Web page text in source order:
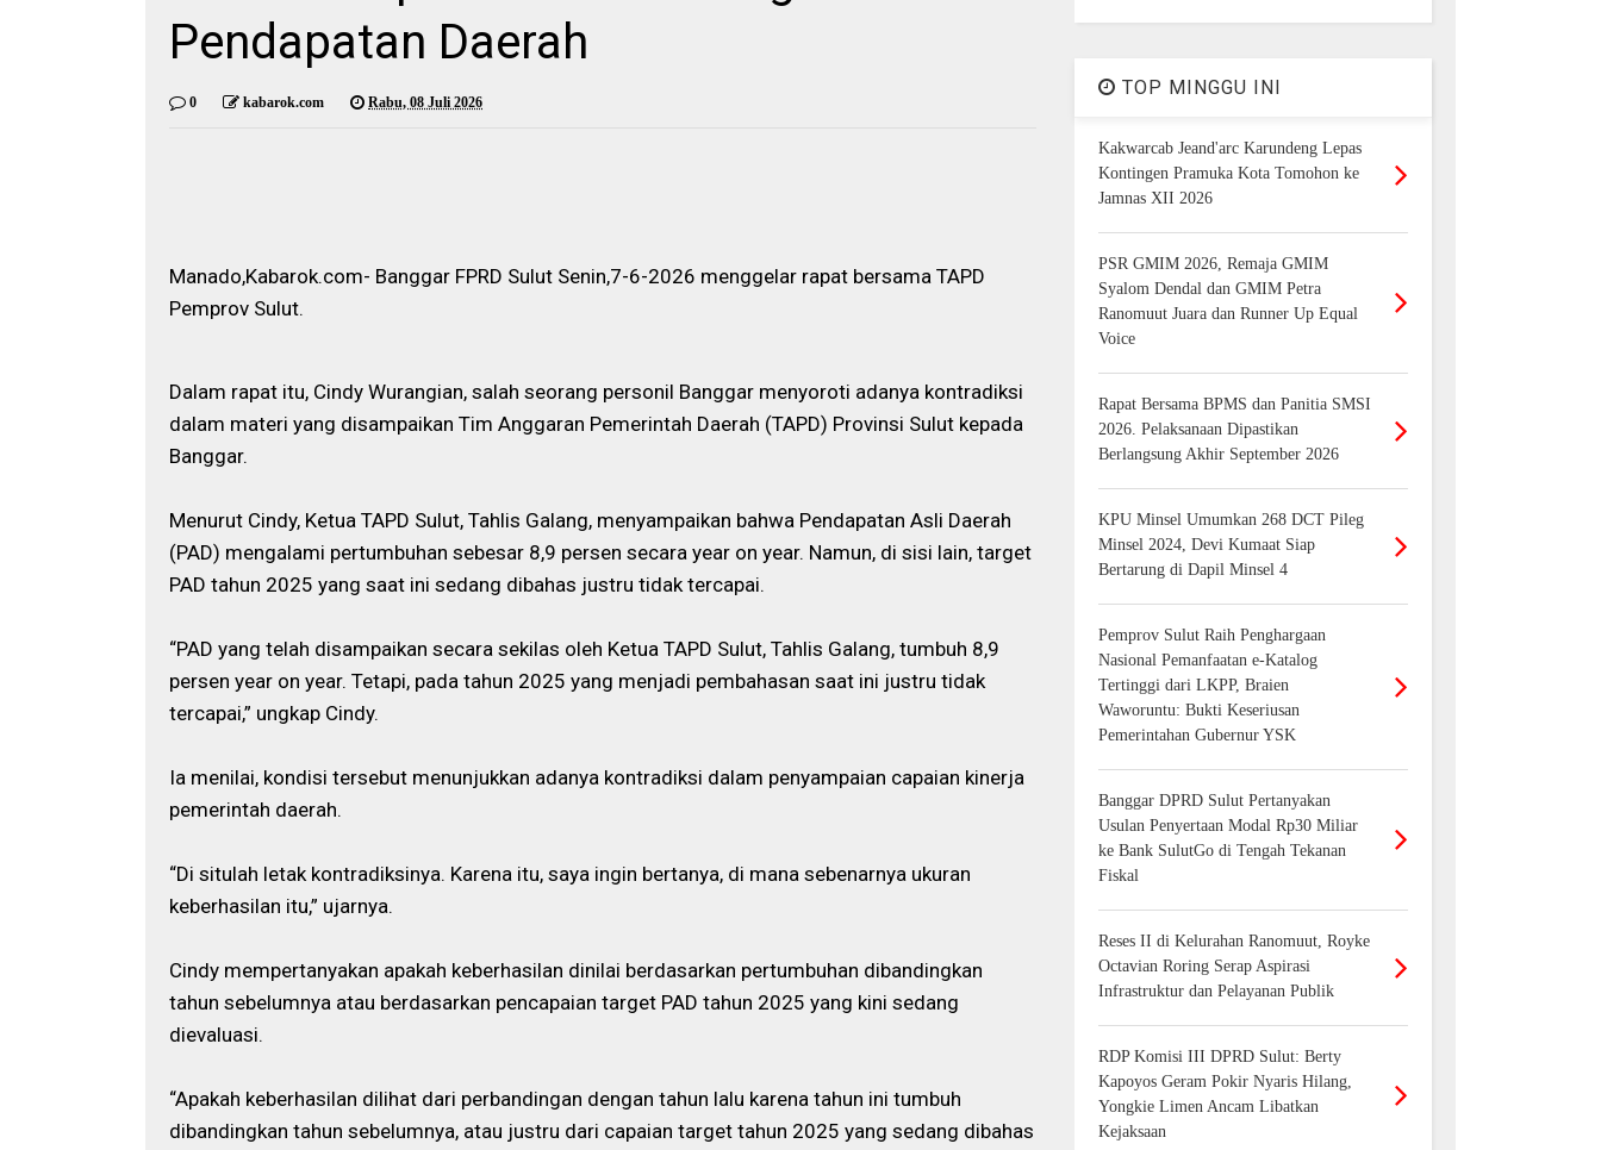
Pendapatan Daerah
0 kabarok.com Rabu, 08 Juli 2026
Manado,Kabarok.com- Banggar FPRD Sulut Senin,7-6-2026 menggelar rapat bersama TAPD
Pemprov Sulut.
Dalam rapat itu, Cindy Wurangian, salah seorang personil Banggar menyoroti adanya kontradiksi
dalam materi yang disampaikan Tim Anggaran Pemerintah Daerah (TAPD) Provinsi Sulut kepada
Banggar.
Menurut Cindy, Ketua TAPD Sulut, Tahlis Galang, menyampaikan bahwa Pendapatan Asli Daerah
(PAD) mengalami pertumbuhan sebesar 8,9 persen secara year on year. Namun, di sisi lain, target
PAD tahun 2025 yang saat ini sedang dibahas justru tidak tercapai.
“PAD yang telah disampaikan secara sekilas oleh Ketua TAPD Sulut, Tahlis Galang, tumbuh 8,9
persen year on year. Tetapi, pada tahun 2025 yang menjadi pembahasan saat ini justru tidak
tercapai,” ungkap Cindy.
Ia menilai, kondisi tersebut menunjukkan adanya kontradiksi dalam penyampaian capaian kinerja
pemerintah daerah.
“Di situlah letak kontradiksinya. Karena itu, saya ingin bertanya, di mana sebenarnya ukuran
keberhasilan itu,” ujarnya.
Cindy mempertanyakan apakah keberhasilan dinilai berdasarkan pertumbuhan dibandingkan
tahun sebelumnya atau berdasarkan pencapaian target PAD tahun 2025 yang kini sedang
dievaluasi.
“Apakah keberhasilan dilihat dari perbandingan dengan tahun lalu karena tahun ini tumbuh
dibandingkan tahun sebelumnya, atau justru dari capaian target tahun 2025 yang sedang dibahas
TOP MINGGU INI
Kakwarcab Jeand'arc Karundeng Lepas
Kontingen Pramuka Kota Tomohon ke
Jamnas XII 2026
PSR GMIM 2026, Remaja GMIM
Syalom Dendal dan GMIM Petra
Ranomuut Juara dan Runner Up Equal
Voice
Rapat Bersama BPMS dan Panitia SMSI
2026. Pelaksanaan Dipastikan
Berlangsung Akhir September 2026
KPU Minsel Umumkan 268 DCT Pileg
Minsel 2024, Devi Kumaat Siap
Bertarung di Dapil Minsel 4
Pemprov Sulut Raih Penghargaan
Nasional Pemanfaatan e-Katalog
Tertinggi dari LKPP, Braien
Waworuntu: Bukti Keseriusan
Pemerintahan Gubernur YSK
Banggar DPRD Sulut Pertanyakan
Usulan Penyertaan Modal Rp30 Miliar
ke Bank SulutGo di Tengah Tekanan
Fiskal
Reses II di Kelurahan Ranomuut, Royke
Octavian Roring Serap Aspirasi
Infrastruktur dan Pelayanan Publik
RDP Komisi III DPRD Sulut: Berty
Kapoyos Geram Pokir Nyaris Hilang,
Yongkie Limen Ancam Libatkan
Kejaksaan